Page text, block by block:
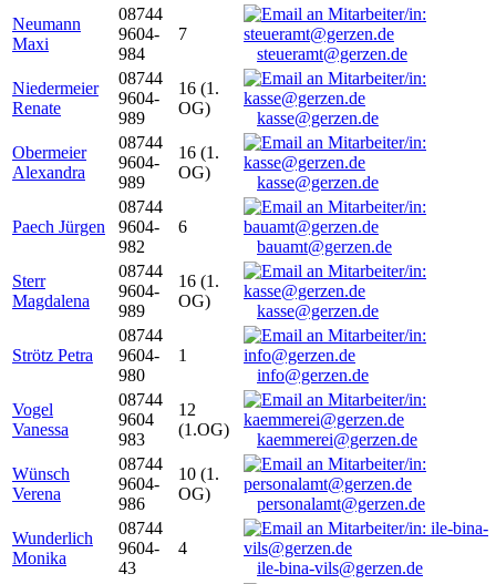
Neumann
Maxi
08744
9604-
984
7
steueramt@gerzen.de
Niedermeier
Renate
08744
9604-
989
16 (1.
OG)
kasse@gerzen.de
Obermeier
Alexandra
08744
9604-
989
16 (1.
OG)
kasse@gerzen.de
Paech Jürgen
08744
9604-
982
6
bauamt@gerzen.de
Sterr
Magdalena
08744
9604-
989
16 (1.
OG)
kasse@gerzen.de
Strötz Petra
08744
9604-
980
1
info@gerzen.de
Vogel
Vanessa
08744
9604
983
12
(1.OG)
kaemmerei@gerzen.de
Wünsch
Verena
08744
9604-
986
10 (1.
OG)
personalamt@gerzen.de
Wunderlich
Monika
08744
9604-
43
4
ile-bina-vils@gerzen.de